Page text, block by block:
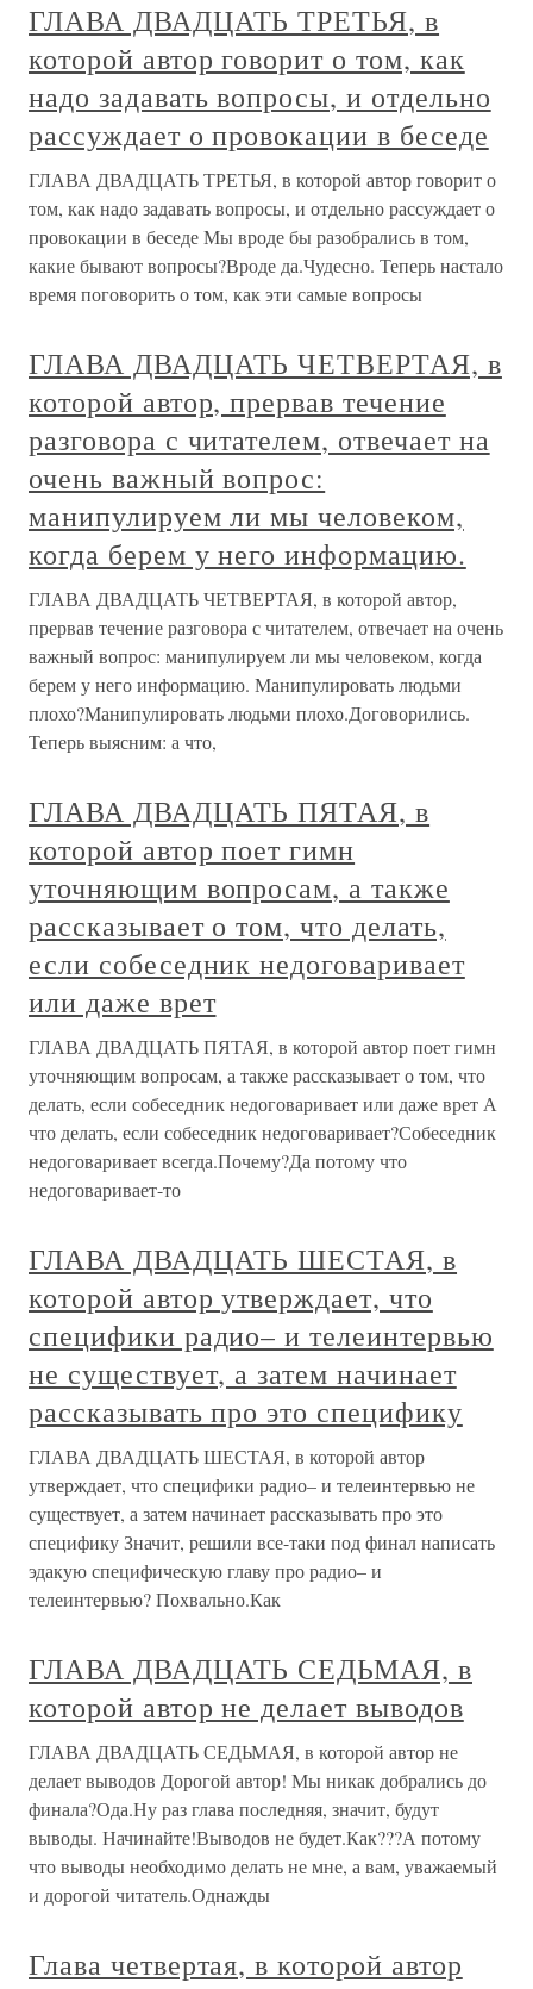
ГЛАВА ДВАДЦАТЬ ТРЕТЬЯ, в
которой автор говорит о том, как
надо задавать вопросы, и отдельно
рассуждает о провокации в беседе
ГЛАВА ДВАДЦАТЬ ТРЕТЬЯ, в которой автор говорит о
том, как надо задавать вопросы, и отдельно рассуждает о
провокации в беседе Мы вроде бы разобрались в том,
какие бывают вопросы?Вроде да.Чудесно. Теперь настало
время поговорить о том, как эти самые вопросы
ГЛАВА ДВАДЦАТЬ ЧЕТВЕРТАЯ, в
которой автор, прервав течение
разговора с читателем, отвечает на
очень важный вопрос:
манипулируем ли мы человеком,
когда берем у него информацию.
ГЛАВА ДВАДЦАТЬ ЧЕТВЕРТАЯ, в которой автор,
прервав течение разговора с читателем, отвечает на очень
важный вопрос: манипулируем ли мы человеком, когда
берем у него информацию. Манипулировать людьми
плохо?Манипулировать людьми плохо.Договорились.
Теперь выясним: а что,
ГЛАВА ДВАДЦАТЬ ПЯТАЯ, в
которой автор поет гимн
уточняющим вопросам, а также
рассказывает о том, что делать,
если собеседник недоговаривает
или даже врет
ГЛАВА ДВАДЦАТЬ ПЯТАЯ, в которой автор поет гимн
уточняющим вопросам, а также рассказывает о том, что
делать, если собеседник недоговаривает или даже врет А
что делать, если собеседник недоговаривает?Собеседник
недоговаривает всегда.Почему?Да потому что
недоговаривает-то
ГЛАВА ДВАДЦАТЬ ШЕСТАЯ, в
которой автор утверждает, что
специфики радио– и телеинтервью
не существует, а затем начинает
рассказывать про это специфику
ГЛАВА ДВАДЦАТЬ ШЕСТАЯ, в которой автор
утверждает, что специфики радио– и телеинтервью не
существует, а затем начинает рассказывать про это
специфику Значит, решили все-таки под финал написать
эдакую специфическую главу про радио– и
телеинтервью? Похвально.Как
ГЛАВА ДВАДЦАТЬ СЕДЬМАЯ, в
которой автор не делает выводов
ГЛАВА ДВАДЦАТЬ СЕДЬМАЯ, в которой автор не
делает выводов Дорогой автор! Мы никак добрались до
финала?Ода.Ну раз глава последняя, значит, будут
выводы. Начинайте!Выводов не будет.Как???А потому
что выводы необходимо делать не мне, а вам, уважаемый
и дорогой читатель.Однажды
Глава четвертая, в которой автор